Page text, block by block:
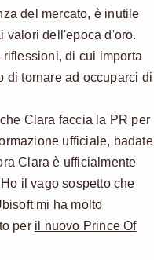
del mercato, è inutile
valori dell'epoca d'oro.
di cui importa
di tornare ad occuparci di
Clara faccia la PR per
ufficiale, badate
Clara è ufficialmente
il vago sospetto che
mi ha molto
per il nuovo Prince Of